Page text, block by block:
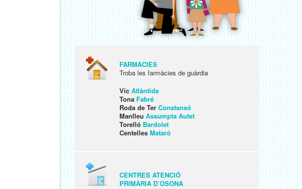
FARMÀCIES
Troba les farmàcies de guàrdia
Vic Atlàntida
Tona Fabré
Roda de Ter Constansó
Manlleu Assumpta Autet
Torelló Bardolet
Centelles Mataró
CENTRES ATENCIÓ
PRIMÀRIA D’OSONA